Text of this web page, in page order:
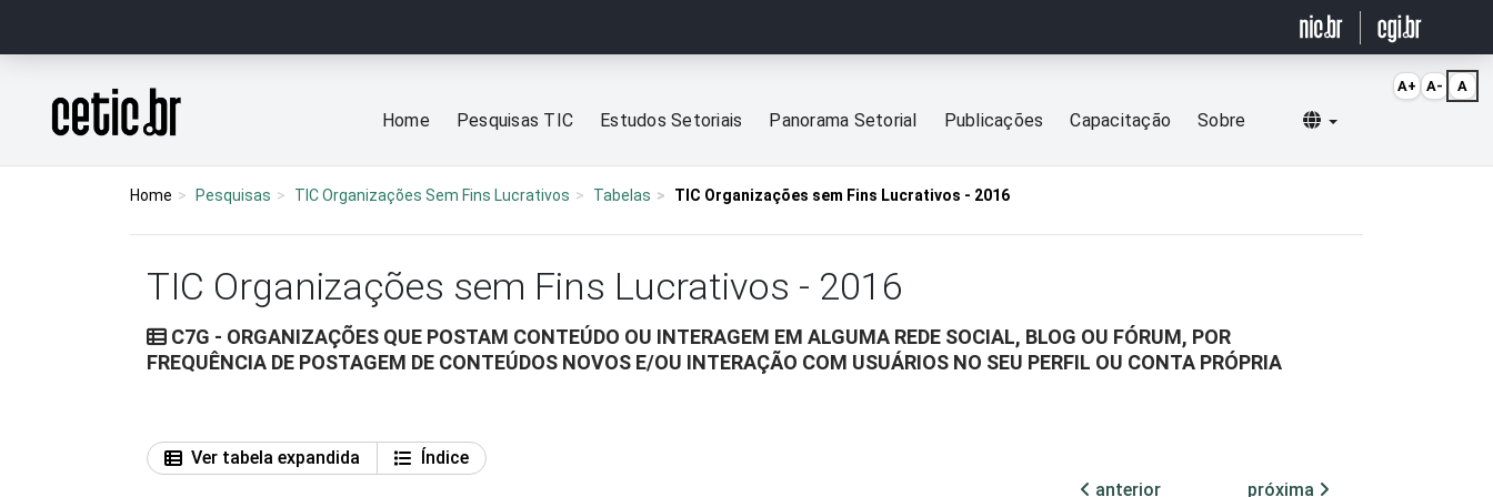
Página inicial
Home Pesquisas TIC Estudos Setoriais Panorama Setorial Publicações Capacitação Sobre Selecionar idioma
Home Pesquisas TIC Organizações Sem Fins Lucrativos Tabelas TIC Organizações sem Fins Lucrativos - 2016
TIC Organizações sem Fins Lucrativos - 2016
C7G - ORGANIZAÇÕES QUE POSTAM CONTEÚDO OU INTERAGEM EM ALGUMA REDE SOCIAL, BLOG OU FÓRUM, POR
FREQUÊNCIA DE POSTAGEM DE CONTEÚDOS NOVOS E/OU INTERAÇÃO COM USUÁRIOS NO SEU PERFIL OU CONTA PRÓPRIA
Ver tabela expandida
Índice
anterior
próxima
A+ A- A